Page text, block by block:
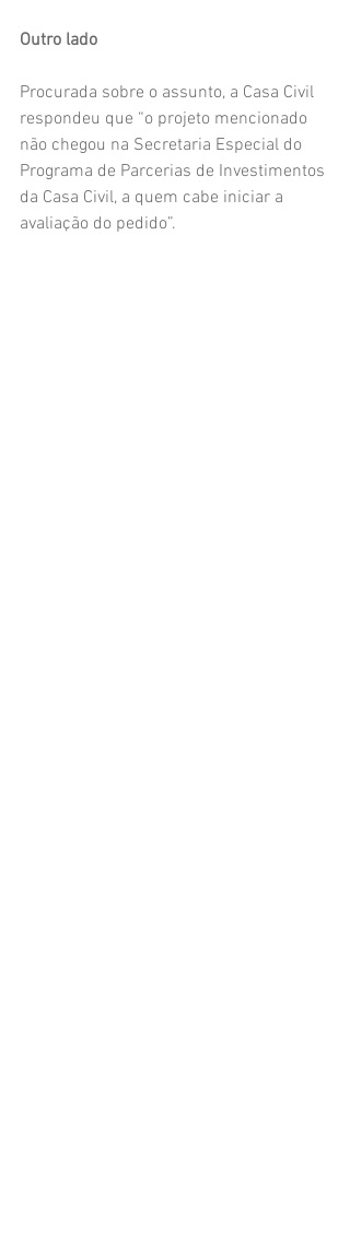
Outro lado
Procurada sobre o assunto, a Casa Civil
respondeu que “o projeto mencionado
não chegou na Secretaria Especial do
Programa de Parcerias de Investimentos
da Casa Civil, a quem cabe iniciar a
avaliação do pedido”.